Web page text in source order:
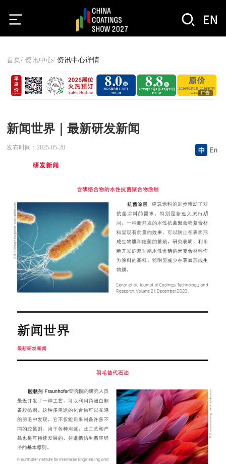
首页/ 资讯中心/ 资讯中心详情
广告
新闻世界｜最新研发新闻
发布时间： 2025-05-20